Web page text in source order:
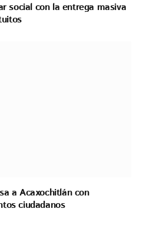
social con la entrega masiva
a Acaxochitlán con
ciudadanos